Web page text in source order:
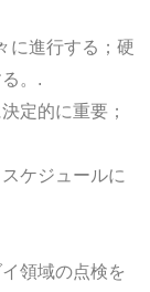
に進行する；硬
。.
定的に重要；
ケジュールに
領域の点検を